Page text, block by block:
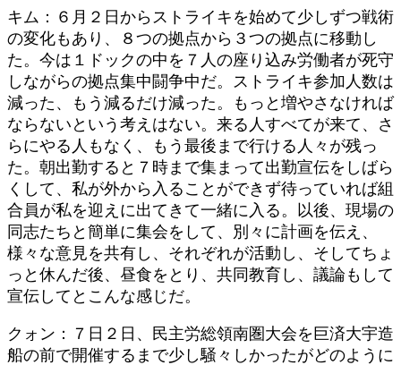
キム：６月２日からストライキを始めて少しずつ戦術
の変化もあり、８つの拠点から３つの拠点に移動し
た。今は１ドックの中を７人の座り込み労働者が死守
しながらの拠点集中闘争中だ。ストライキ参加人数は
減った、もう減るだけ減った。もっと増やさなければ
ならないという考えはない。来る人すべてが来て、さ
らにやる人もなく、もう最後まで行ける人々が残っ
た。朝出勤すると７時まで集まって出勤宣伝をしばら
くして、私が外から入ることができず待っていれば組
合員が私を迎えに出てきて一緒に入る。以後、現場の
同志たちと簡単に集会をして、別々に計画を伝え、
様々な意見を共有し、それぞれが活動し、そしてちょ
っと休んだ後、昼食をとり、共同教育し、議論もして
宣伝してとこんな感じだ。
クォン：７日２日、民主労総領南圏大会を巨済大宇造
船の前で開催するまで少し騒々しかったがどのように